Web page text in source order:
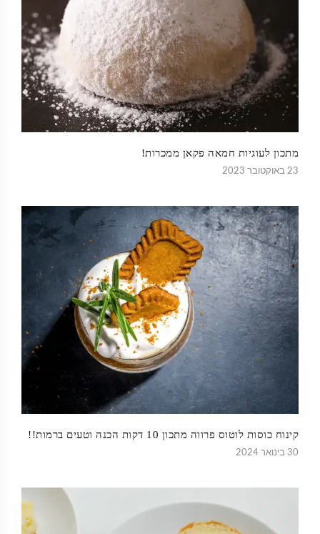
מתכון לעוגיות חמאה פקאן ממכרות!
23 באוקטובר 2023
קינוח כוסות לוטוס פרווה מתכון 10 דקות הכנה וטעים ברמות!!
30 בינואר 2024